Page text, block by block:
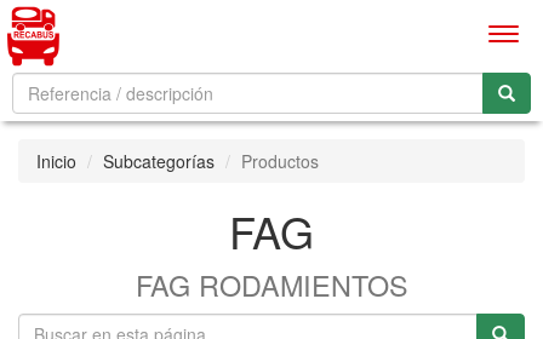
Inicio Subcategorías Productos
FAG
FAG RODAMIENTOS